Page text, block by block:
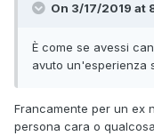
On 3/17/2019 at
È come se avessi
avuto un'esperienza
Francamente per un ex
persona cara o